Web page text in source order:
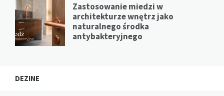
Zastosowanie miedzi w
architekturze wnętrz jako
naturalnego środka
antybakteryjnego
DEZINE